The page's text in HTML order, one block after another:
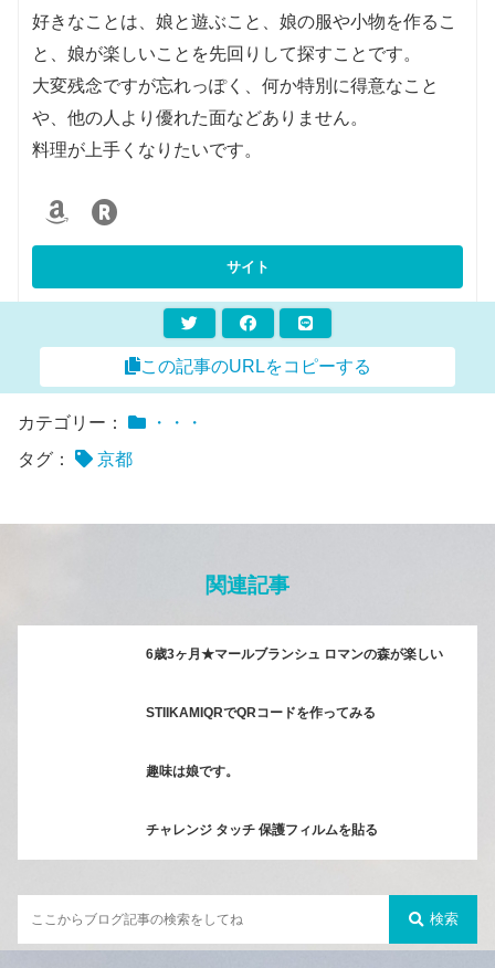
好きなことは、娘と遊ぶこと、娘の服や小物を作るこ
と、娘が楽しいことを先回りして探すことです。
大変残念ですが忘れっぽく、何か特別に得意なこと
や、他の人より優れた面などありません。
料理が上手くなりたいです。
この記事のURLをコピーする
カテゴリー：
・・・
タグ：
京都
関連記事
6歳3ヶ月★マールブランシュ ロマンの森が楽しい
STIIKAMIQRでQRコードを作ってみる
趣味は娘です。
チャレンジ タッチ 保護フィルムを貼る
検索